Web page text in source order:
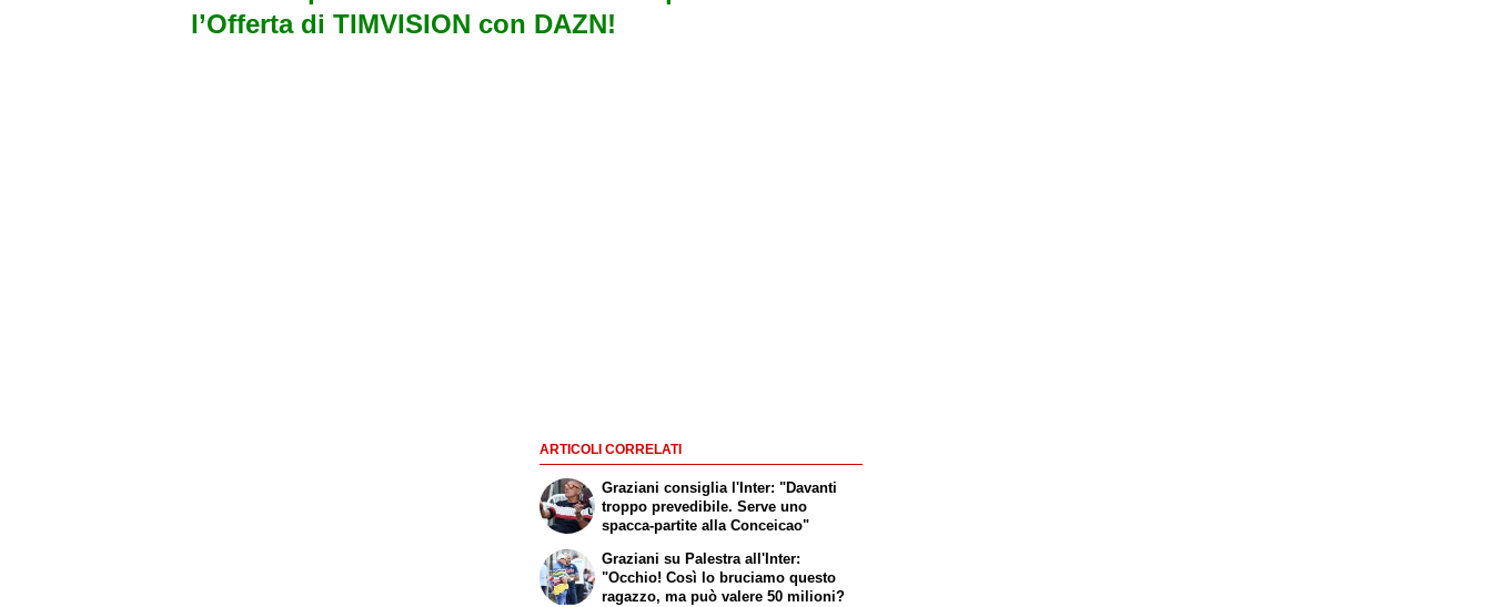
l’Offerta di TIMVISION con DAZN!
ARTICOLI CORRELATI
Graziani consiglia l'Inter: "Davanti
troppo prevedibile. Serve uno
spacca-partite alla Conceicao"
Graziani su Palestra all'Inter:
"Occhio! Così lo bruciamo questo
ragazzo, ma può valere 50 milioni?